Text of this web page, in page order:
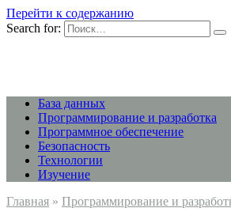
Перейти к содержанию
Search for:
База данных
Программирование и разработка
Программное обеспечение
Безопасность
Технологии
Изучение
Главная » Программирование и